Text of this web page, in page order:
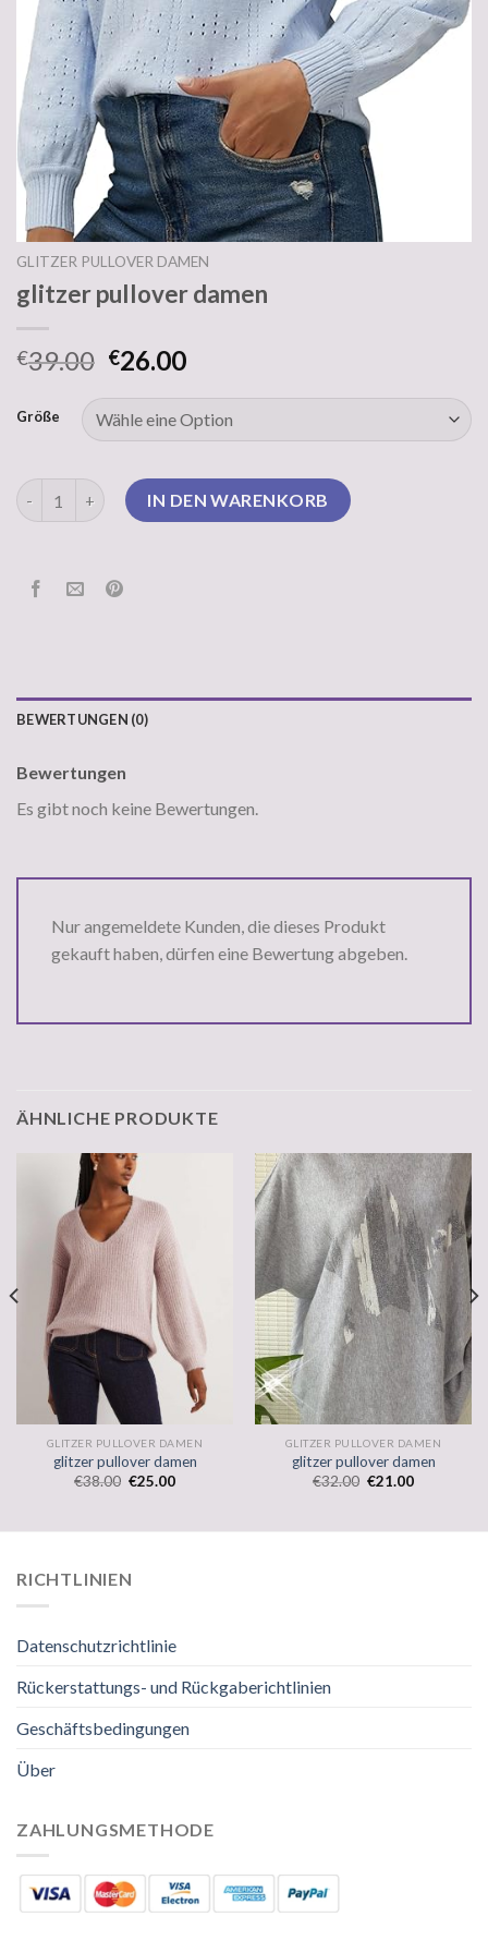
GLITZER PULLOVER DAMEN
glitzer pullover damen
€39.00 €26.00
Größe
glitzer pullover damen MengeIN DEN WARENKORB
BEWERTUNGEN (0)
Bewertungen
Es gibt noch keine Bewertungen.
Nur angemeldete Kunden, die dieses Produkt
gekauft haben, dürfen eine Bewertung abgeben.
ÄHNLICHE PRODUKTE
GLITZER PULLOVER DAMEN
glitzer pullover damen
€38.00 €25.00
GLITZER PULLOVER DAMEN
glitzer pullover damen
€32.00 €21.00
RICHTLINIEN
Datenschutzrichtlinie
Rückerstattungs- und Rückgaberichtlinien
Geschäftsbedingungen
Über
ZAHLUNGSMETHODE